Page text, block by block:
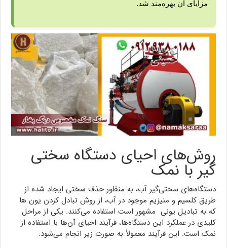
مزایای آن بهره‌مند شد.
روش‌های احیای دستگاه سختی
گیر با نمک
دستگاه‌های سختی‌گیر آب، به منظور حذف سختی‌ ایجاد شده از
طریق کلسیم و منیزیم موجود در آب، از روش تبادل کردن یون ها
که به تبادیل یونی مشهور است استفاده می‌کنند. یکی از مراحل
کلیدی در عملکرد این دستگاه‌ها، فرآیند احیای آن‌ها با استفاده از
نمک است. این فرآیند معمولاً به صورت زیر انجام می‌شود: